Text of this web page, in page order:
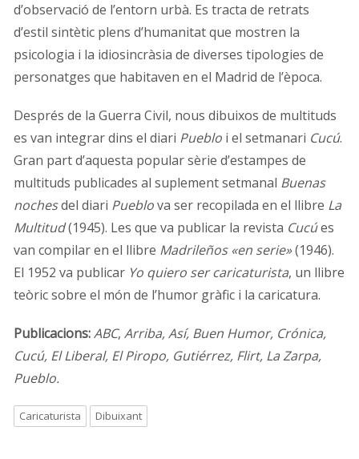
d’observació de l’entorn urbà. Es tracta de retrats
d’estil sintètic plens d’humanitat que mostren la
psicologia i la idiosincràsia de diverses tipologies de
personatges que habitaven en el Madrid de l’època.
Després de la Guerra Civil, nous dibuixos de multituds
es van integrar dins el diari Puebloi el setmanari Cucú.
Gran part d’aquesta popular sèrie d’estampes de
multituds publicades al suplement setmanal Buenas
nochesdel diari Pueblova ser recopilada en el llibre La
Multitud(1945). Les que va publicar la revista Cucúes
van compilar en el llibre Madrileños «en serie»(1946).
El 1952 va publicar Yo quiero ser caricaturista, un llibre
teòric sobre el món de l’humor gràfic i la caricatura.
Publicacions:ABC, Arriba, Así, Buen Humor, Crónica,
Cucú, El Liberal, El Piropo, Gutiérrez, Flirt, La Zarpa,
Pueblo.
Caricaturista Dibuixant